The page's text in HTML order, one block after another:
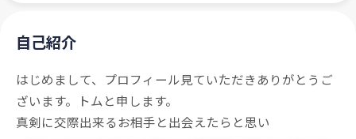
自己紹介
はじめまして、プロフィール見ていただきありがとうご
ざいます。トムと申します。
真剣に交際出来るお相手と出会えたらと思い